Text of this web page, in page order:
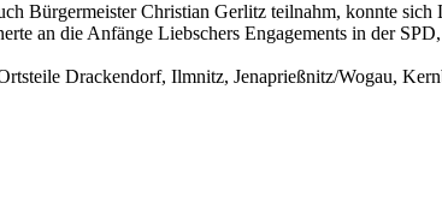
Bürgermeister Christian Gerlitz teilnahm, konnte
an die Anfänge Liebschers Engagements in der
Drackendorf, Ilmnitz, Jenaprießnitz/Wogau,